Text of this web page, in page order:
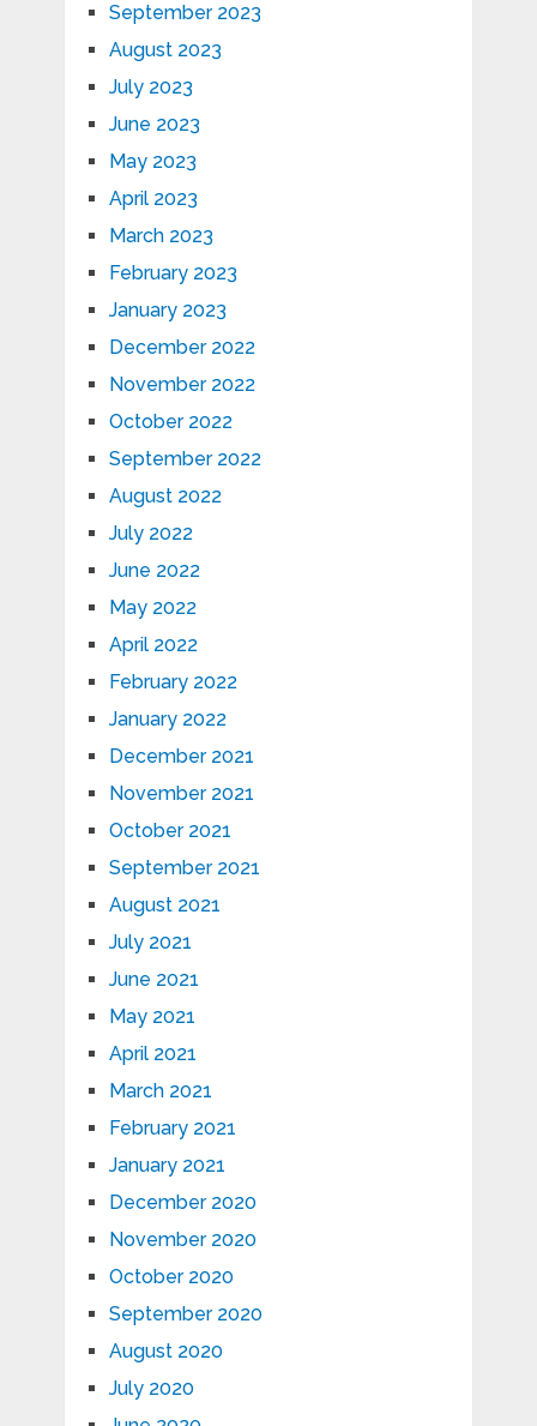
September 2023
August 2023
July 2023
June 2023
May 2023
April 2023
March 2023
February 2023
January 2023
December 2022
November 2022
October 2022
September 2022
August 2022
July 2022
June 2022
May 2022
April 2022
February 2022
January 2022
December 2021
November 2021
October 2021
September 2021
August 2021
July 2021
June 2021
May 2021
April 2021
March 2021
February 2021
January 2021
December 2020
November 2020
October 2020
September 2020
August 2020
July 2020